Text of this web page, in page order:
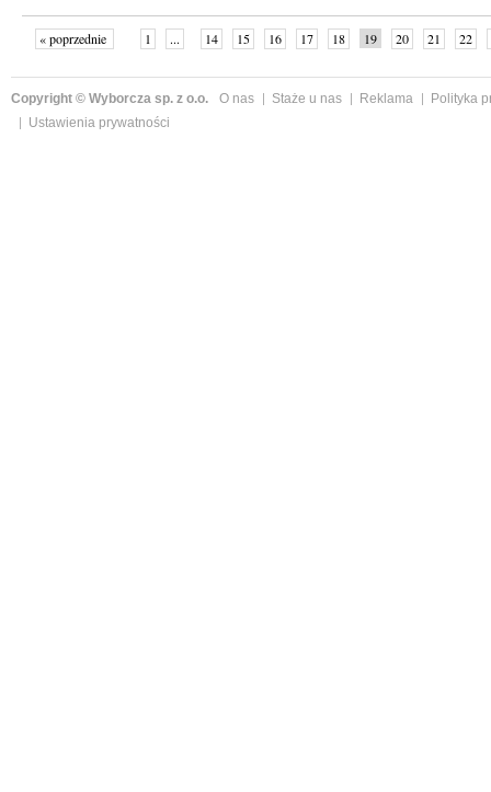
« poprzednie 1 ... 14 15 16 17 18 19 20 21 22
Copyright © Wyborcza sp. z o.o. O nas Staże u nas Reklama
Polityka
Ustawienia prywatności